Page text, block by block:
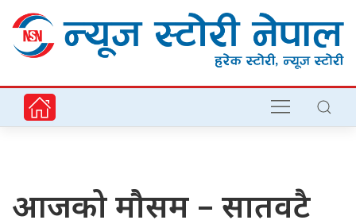
आजको मौसम – सातवटै